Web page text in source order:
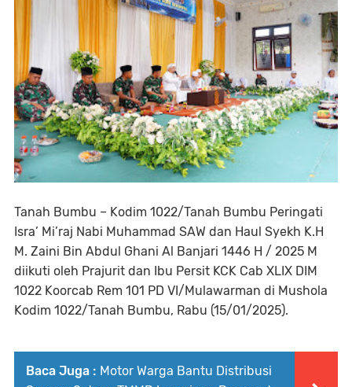
Tanah Bumbu – Kodim 1022/Tanah Bumbu Peringati
Isra’ Mi’raj Nabi Muhammad SAW dan Haul Syekh K.H
M. Zaini Bin Abdul Ghani Al Banjari 1446 H / 2025 M
diikuti oleh Prajurit dan Ibu Persit KCK Cab XLIX DIM
1022 Koorcab Rem 101 PD VI/Mulawarman di Mushola
Kodim 1022/Tanah Bumbu, Rabu (15/01/2025).
Baca Juga : Motor Warga Bantu Distribusi